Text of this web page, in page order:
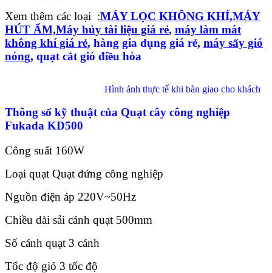
Xem thêm các loại :MÁY LỌC KHÔNG KHÍ,MÁY
HÚT ẨM,Máy hủy tài liệu giá rẻ, máy làm mát
không khí giá rẻ, hàng gia dụng giá rẻ, máy sấy gió
nóng, quạt cắt gió điều hòa
Hình ảnh thực tế khi bàn giao cho khách
Thông số kỹ thuật của Quạt cây công nghiệp
Fukada KD500
Công suất 160W
Loại quạt Quạt đứng công nghiệp
Nguồn điện áp 220V~50Hz
Chiều dài sải cánh quạt 500mm
Số cánh quạt 3 cánh
Tốc độ gió 3 tốc độ